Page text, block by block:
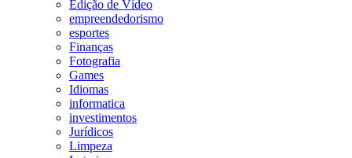
Edição de Vídeo
empreendedorismo
esportes
Finanças
Fotografia
Games
Idiomas
informatica
investimentos
Jurídicos
Limpeza